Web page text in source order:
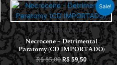
Sale!
CDS INTERNACIONAIS
Necrocene – Detrimental
Paratomy (CD IMPORTADO)
R$85,00 R$59,50